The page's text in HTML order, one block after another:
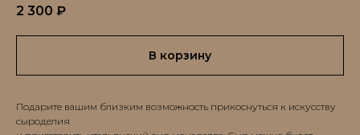
2 300 ₽
В корзину
Подарите вашим близким возможность прикоснуться к искусству
сыроделия